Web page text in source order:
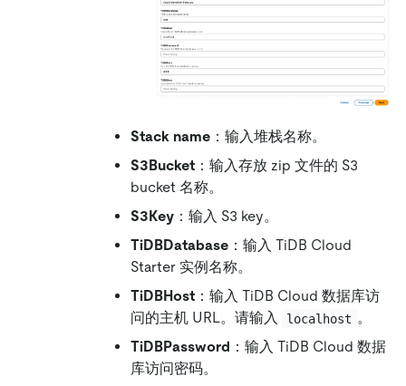
Stack name ：输入堆栈名称。
S3Bucket ：输入存放 zip 文件的 S3
bucket 名称。
S3Key ：输入 S3 key。
TiDBDatabase ：输入 TiDB Cloud
Starter 实例名称。
TiDBHost ：输入 TiDB Cloud 数据库访
问的主机 URL。请输入
localhost 。
TiDBPassword ：输入 TiDB Cloud 数据
库访问密码。